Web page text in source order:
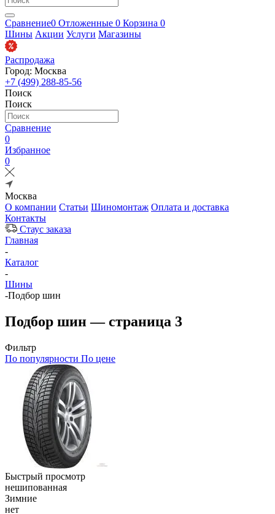
Сравнение0 Отложенные 0 Корзина 0
Шины Акции Услуги Магазины
Распродажа
Город: Москва
+7 (499) 288-85-56
Поиск
Поиск
Сравнение
0
Избранное
0
Москва
О компании Статьи Шиномонтаж Оплата и доставка
Контакты
Стаус заказа
Главная
-
Каталог
-
Шины
-Подбор шин
Подбор шин — страница 3
Фильтр
По популярности По цене
Быстрый просмотр
нешипованная
Зимние
нет